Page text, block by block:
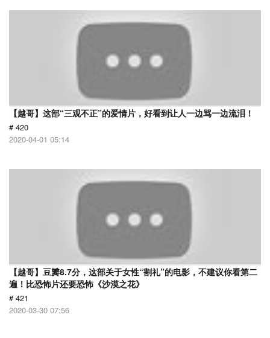
【越哥】这部“三观不正”的爱情片，好看到让人一边骂一边流泪！
# 420
2020-04-01 05:14
【越哥】豆瓣8.7分，这部关于女性“割礼”的电影，不建议你看第二
遍！比恐怖片还要恐怖《沙漠之花》
# 421
2020-03-30 07:56